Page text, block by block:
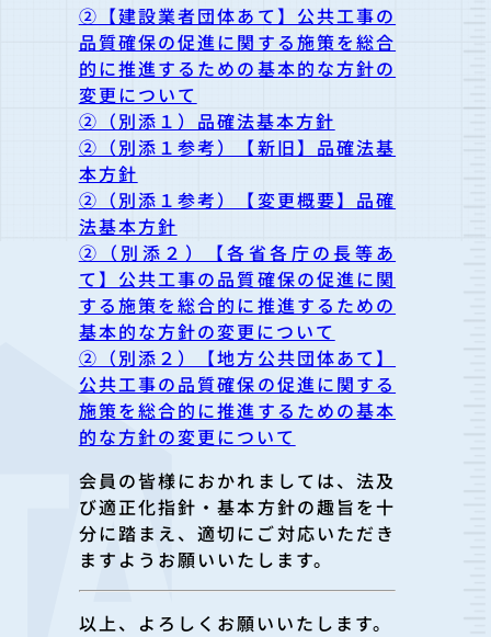
②【建設業者団体あて】公共工事の
品質確保の促進に関する施策を総合
的に推進するための基本的な方針の
変更について
②（別添１）品確法基本方針
②（別添１参考）【新旧】品確法基
本方針
②（別添１参考）【変更概要】品確
法基本方針
②（別添２）【各省各庁の長等あ
て】公共工事の品質確保の促進に関
する施策を総合的に推進するための
基本的な方針の変更について
②（別添２）【地方公共団体あて】
公共工事の品質確保の促進に関する
施策を総合的に推進するための基本
的な方針の変更について
会員の皆様におかれましては、法及
び適正化指針・基本方針の趣旨を十
分に踏まえ、適切にご対応いただき
ますようお願いいたします。
以上、よろしくお願いいたします。